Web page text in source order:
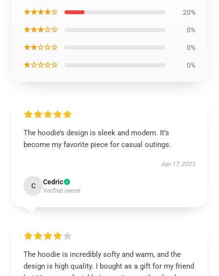
★★★★☆ 20%
★★★☆☆ 0%
★★☆☆☆ 0%
★☆☆☆☆ 0%
The hoodie’s design is sleek and modern. It’s
become my favorite piece for casual outings.
Apr 17, 2025
C Cedric
Verified owner
The hoodie is incredibly softy and warm, and the
design is high quality. I bought as a gift for my friend